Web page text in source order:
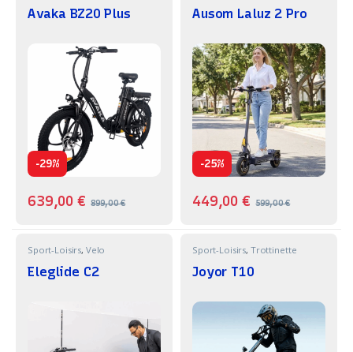
Avaka BZ20 Plus
-29%
639,00€ 899,00€
Ausom Laluz 2 Pro
-25%
449,00€ 599,00€
Sport-Loisirs, Velo
Eleglide C2
Sport-Loisirs, Trottinette
Joyor T10